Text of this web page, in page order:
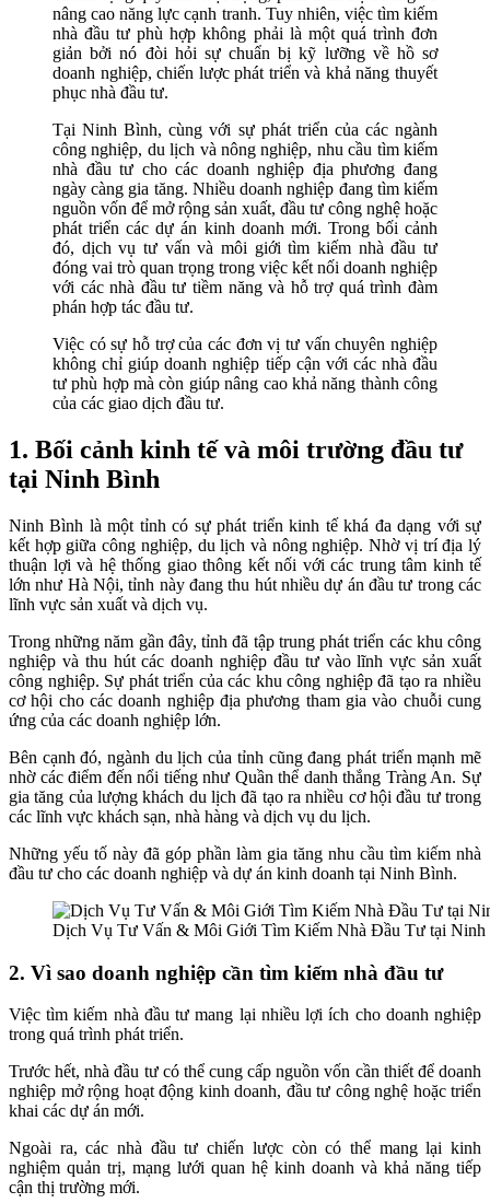
nâng cao năng lực cạnh tranh. Tuy nhiên, việc tìm kiếm
nhà đầu tư phù hợp không phải là một quá trình đơn
giản bởi nó đòi hỏi sự chuẩn bị kỹ lưỡng về hồ sơ
doanh nghiệp, chiến lược phát triển và khả năng thuyết
phục nhà đầu tư.
Tại Ninh Bình, cùng với sự phát triển của các ngành
công nghiệp, du lịch và nông nghiệp, nhu cầu tìm kiếm
nhà đầu tư cho các doanh nghiệp địa phương đang
ngày càng gia tăng. Nhiều doanh nghiệp đang tìm kiếm
nguồn vốn để mở rộng sản xuất, đầu tư công nghệ hoặc
phát triển các dự án kinh doanh mới. Trong bối cảnh
đó, dịch vụ tư vấn và môi giới tìm kiếm nhà đầu tư
đóng vai trò quan trọng trong việc kết nối doanh nghiệp
với các nhà đầu tư tiềm năng và hỗ trợ quá trình đàm
phán hợp tác đầu tư.
Việc có sự hỗ trợ của các đơn vị tư vấn chuyên nghiệp
không chỉ giúp doanh nghiệp tiếp cận với các nhà đầu
tư phù hợp mà còn giúp nâng cao khả năng thành công
của các giao dịch đầu tư.
1. Bối cảnh kinh tế và môi trường đầu tư
tại Ninh Bình
Ninh Bình là một tỉnh có sự phát triển kinh tế khá đa dạng với sự
kết hợp giữa công nghiệp, du lịch và nông nghiệp. Nhờ vị trí địa lý
thuận lợi và hệ thống giao thông kết nối với các trung tâm kinh tế
lớn như Hà Nội, tỉnh này đang thu hút nhiều dự án đầu tư trong các
lĩnh vực sản xuất và dịch vụ.
Trong những năm gần đây, tỉnh đã tập trung phát triển các khu công
nghiệp và thu hút các doanh nghiệp đầu tư vào lĩnh vực sản xuất
công nghiệp. Sự phát triển của các khu công nghiệp đã tạo ra nhiều
cơ hội cho các doanh nghiệp địa phương tham gia vào chuỗi cung
ứng của các doanh nghiệp lớn.
Bên cạnh đó, ngành du lịch của tỉnh cũng đang phát triển mạnh mẽ
nhờ các điểm đến nổi tiếng như Quần thể danh thắng Tràng An. Sự
gia tăng của lượng khách du lịch đã tạo ra nhiều cơ hội đầu tư trong
các lĩnh vực khách sạn, nhà hàng và dịch vụ du lịch.
Những yếu tố này đã góp phần làm gia tăng nhu cầu tìm kiếm nhà
đầu tư cho các doanh nghiệp và dự án kinh doanh tại Ninh Bình.
Dịch Vụ Tư Vấn & Môi Giới Tìm Kiếm Nhà Đầu Tư tại Ninh
2. Vì sao doanh nghiệp cần tìm kiếm nhà đầu tư
Việc tìm kiếm nhà đầu tư mang lại nhiều lợi ích cho doanh nghiệp
trong quá trình phát triển.
Trước hết, nhà đầu tư có thể cung cấp nguồn vốn cần thiết để doanh
nghiệp mở rộng hoạt động kinh doanh, đầu tư công nghệ hoặc triển
khai các dự án mới.
Ngoài ra, các nhà đầu tư chiến lược còn có thể mang lại kinh
nghiệm quản trị, mạng lưới quan hệ kinh doanh và khả năng tiếp
cận thị trường mới.